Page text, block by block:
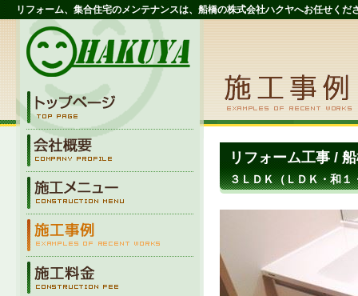
リフォーム、集合住宅のメンテナンスは、船橋の株式会社ハクヤへお任せくだ
リフォーム工事 /
３ＬＤＫ（ＬＤＫ・和１